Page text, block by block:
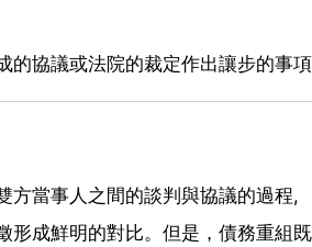
的協議或法院的裁定作出讓步的事
方當事人之間的談判與協議的過程
成鮮明的對比。但是，債務重組